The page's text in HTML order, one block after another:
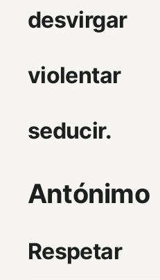
desvirgar
violentar
seducir.
Antónimo
Respetar